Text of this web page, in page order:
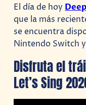
El día de hoy
que la más
se encuentra
Nintendo Switch
Disfruta el
Let’s Sing